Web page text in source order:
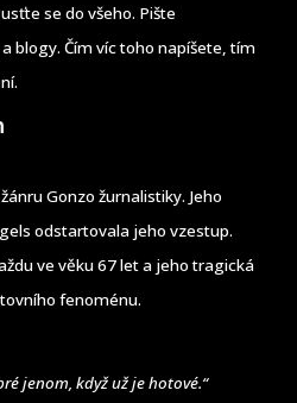
se do všeho. Pište
blogy. Čím víc toho napíšete, tím
Gonzo žurnalistiky. Jeho
odstartovala jeho vzestup.
ve věku 67 let a jeho tragická
fenoménu.
jenom, když už je hotové.“